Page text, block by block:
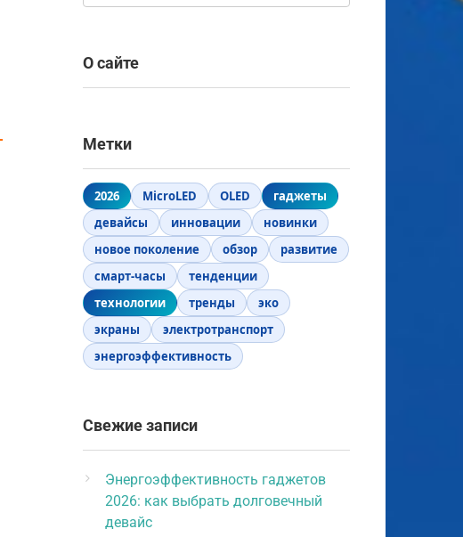
О сайте
Метки
2026 MicroLED OLED
гаджеты
девайсы
инновации
новинки
новое поколение
обзор
развитие
смарт-часы
тенденции
технологии
тренды
эко
экраны
электротранспорт
энергоэффективность
Свежие записи
Энергоэффективность гаджетов
2026: как выбрать долговечный
девайс